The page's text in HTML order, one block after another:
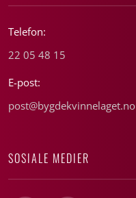
Telefon:
22 05 48 15
E-post:
post@bygdekvinnelaget.no
SOSIALE MEDIER